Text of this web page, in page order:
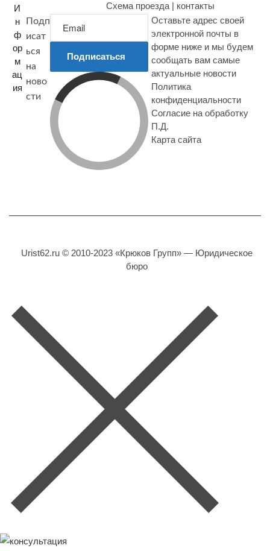
Схема проезда | контакты
И
н
ф
ор
м
ац
ия
Подп
исат
ься
на
ново
сти
Подписаться
Оставьте адрес своей
электронной почты в
форме ниже и мы будем
сообщать вам самые
актуальные новости
Политика
конфиденциальности
Согласие на обработку
П.Д.
Карта сайта
Urist62.ru © 2010-2023 «Крюков Групп» — Юридическое
бюро